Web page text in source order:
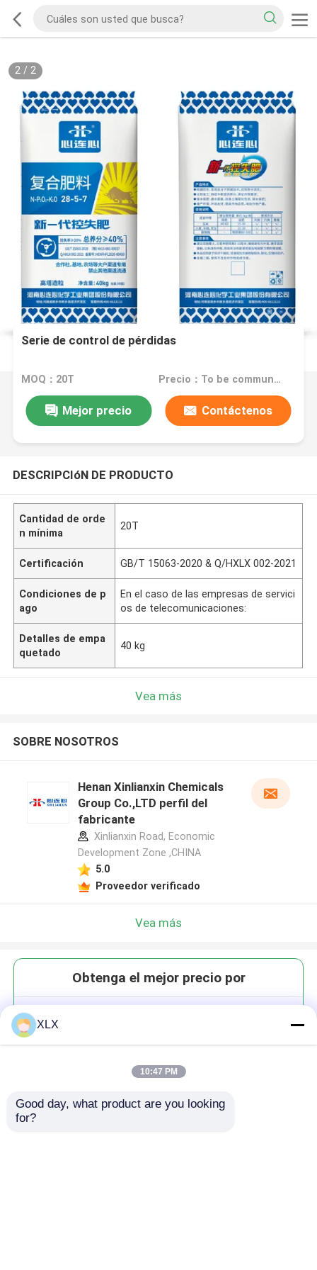
2/ 2
Serie de control de pérdidas
MOQ：20T Precio：To be communicated
Mejor precio Contáctenos
DESCRIPCIóN DE PRODUCTO
Cantidad de orde
n mínima
20T
Certificación GB/T 15063-2020 & Q/HXLX 002-2021
Condiciones de p
ago
En el caso de las empresas de servici
os de telecomunicaciones:
Detalles de empa
quetado
40 kg
Vea más
SOBRE NOSOTROS
Henan Xinlianxin Chemicals
Group Co.,LTD perfil del
fabricante
Xinlianxin Road, Economic
Development Zone ,CHINA
5.0
Proveedor verificado
Vea más
Obtenga el mejor precio por
XLX
10:47 PM
Good day, what product are you looking
for?